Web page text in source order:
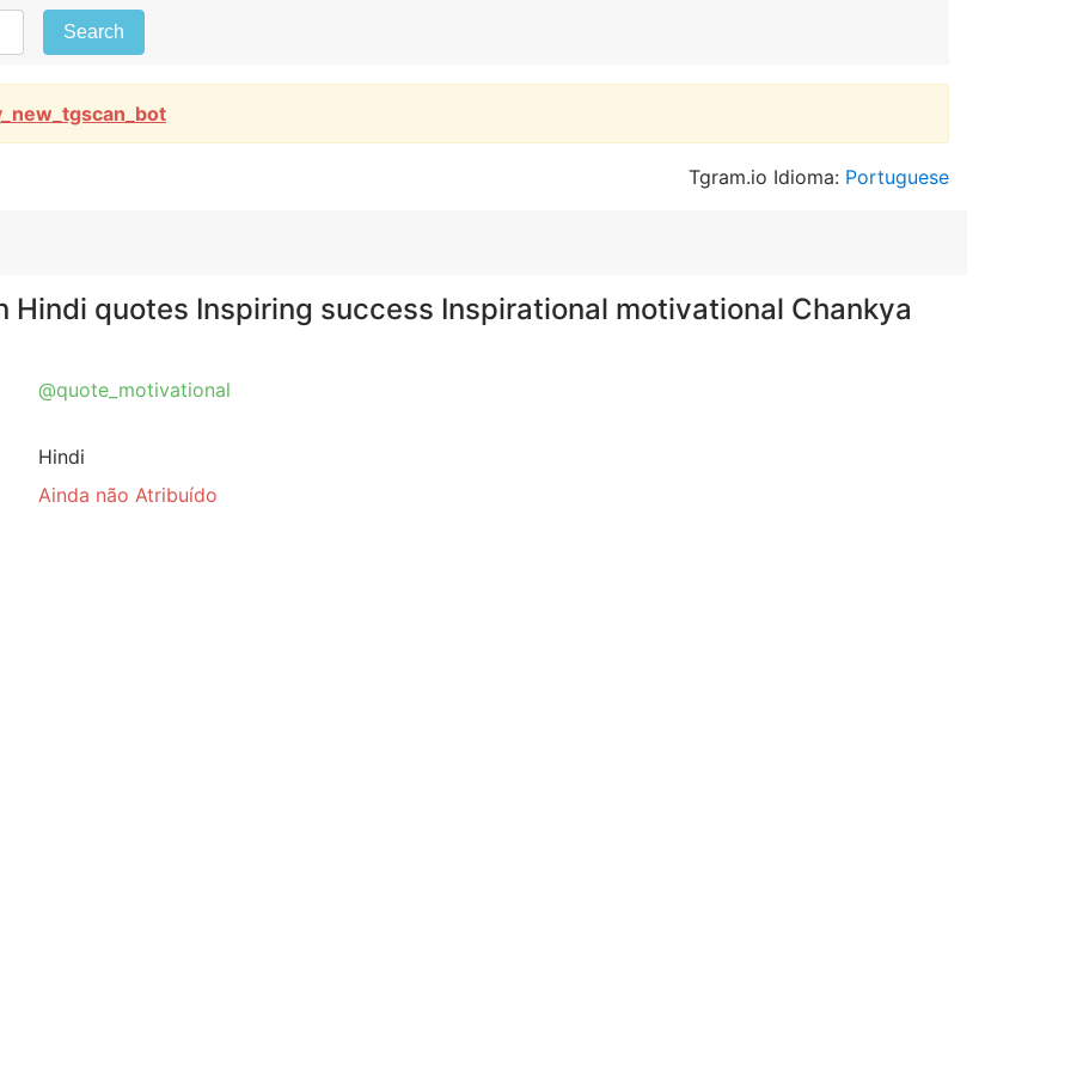
Search
Tgram.io Idioma: Portuguese
Hindi quotes Inspiring success Inspirational motivational Chankya
@quote_motivational
Hindi
Ainda não Atribuído